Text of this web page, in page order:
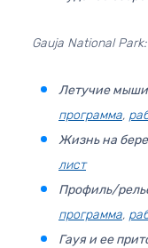
Gauja National Park:
Летучие мыши
программа,
Жизнь на
лист
Профиль/
программа,
Гауя и ее